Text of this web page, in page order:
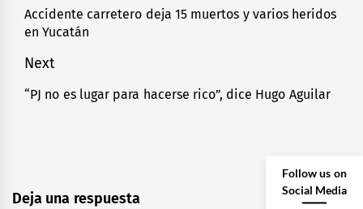
de
entradas
Previous
post:
Accidente carretero deja 15 muertos y varios heridos
en Yucatán
Next
Next
“PJ no es lugar para hacerse rico”, dice Hugo Aguilar
Deja una respuesta
Follow us on
Social Media